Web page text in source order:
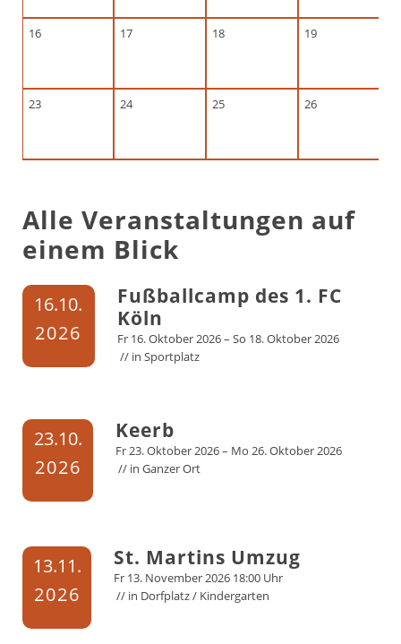
16 17 18 19
23 24 25 26
Alle Veranstaltungen auf
einem Blick
16.10.
2026
Fußballcamp des 1. FC
Köln
Fr 16.Oktober2026– So 18.Oktober2026
// in Sportplatz
23.10.
2026
Keerb
Fr23.Oktober2026– Mo 26.Oktober2026
// inGanzer Ort
13.11.
2026
St. Martins Umzug
Fr 13. November2026 18:00 Uhr
// in Dorfplatz / Kindergarten